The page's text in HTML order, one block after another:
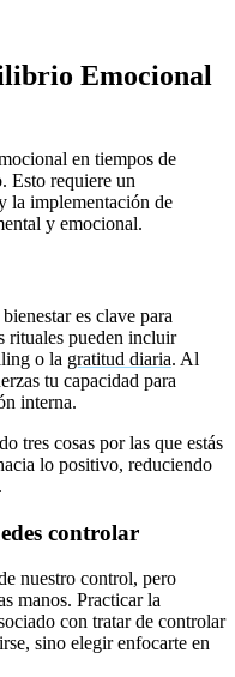
Emocional
en tiempos de
Esto requiere un
la implementación de
y emocional.
es clave para
rituales pueden incluir
o la gratitud diaria. Al
tu capacidad para
interna.
tres cosas por las que estás
lo positivo, reduciendo
controlar
nuestro control, pero
manos. Practicar la
con tratar de controlar
sino elegir enfocarte en